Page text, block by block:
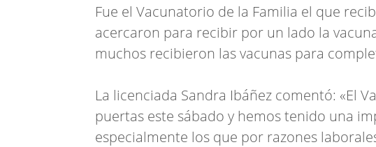
Fue el Vacunatorio de la Familia el que
acercaron para recibir por un lado la
muchos recibieron las vacunas para
La licenciada Sandra Ibáñez comentó: «El
puertas este sábado y hemos tenido una
especialmente los que por razones